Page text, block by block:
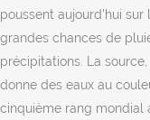
poussent aujourd'hui sur
grandes chances de
précipitations. La
donne des eaux au
cinquième rang mondial